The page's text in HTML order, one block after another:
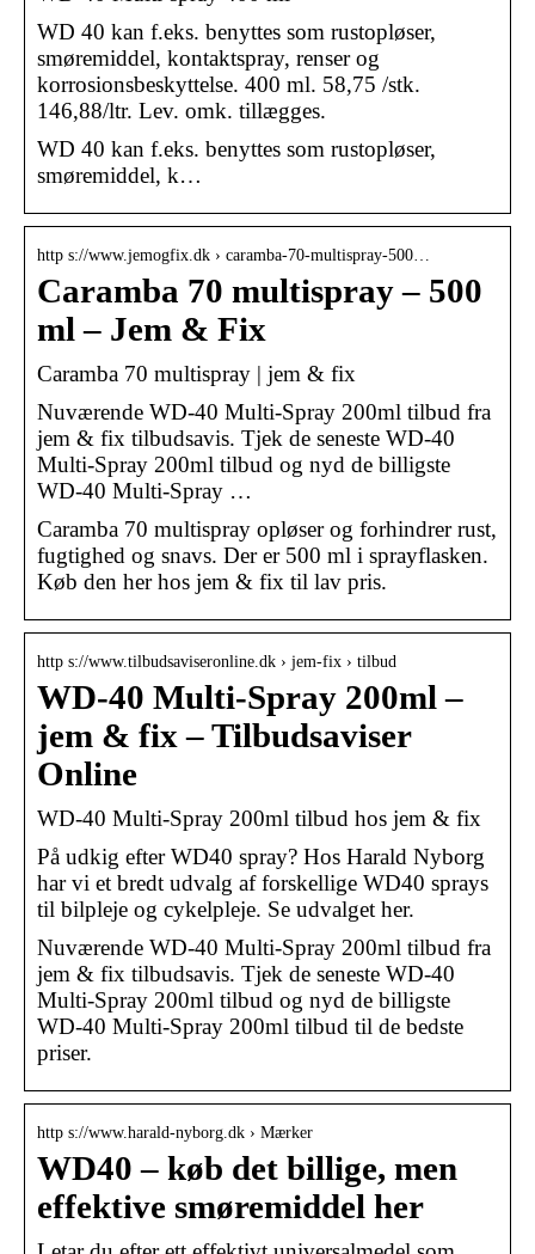
WD 40 kan f.eks. benyttes som rustopløser,
smøremiddel, kontaktspray, renser og
korrosionsbeskyttelse. 400 ml. 58,75 /stk.
146,88/ltr. Lev. omk. tillægges.
WD 40 kan f.eks. benyttes som rustopløser,
smøremiddel, k…
http s://www.jemogfix.dk › caramba-70-multispray-500…
Caramba 70 multispray – 500
ml – Jem & Fix
Caramba 70 multispray | jem & fix
Nuværende WD-40 Multi-Spray 200ml tilbud fra
jem & fix tilbudsavis. Tjek de seneste WD-40
Multi-Spray 200ml tilbud og nyd de billigste
WD-40 Multi-Spray …
Caramba 70 multispray opløser og forhindrer rust,
fugtighed og snavs. Der er 500 ml i sprayflasken.
Køb den her hos jem & fix til lav pris.
http s://www.tilbudsaviseronline.dk › jem-fix › tilbud
WD-40 Multi-Spray 200ml –
jem & fix – Tilbudsaviser
Online
WD-40 Multi-Spray 200ml tilbud hos jem & fix
På udkig efter WD40 spray? Hos Harald Nyborg
har vi et bredt udvalg af forskellige WD40 sprays
til bilpleje og cykelpleje. Se udvalget her.
Nuværende WD-40 Multi-Spray 200ml tilbud fra
jem & fix tilbudsavis. Tjek de seneste WD-40
Multi-Spray 200ml tilbud og nyd de billigste
WD-40 Multi-Spray 200ml tilbud til de bedste
priser.
http s://www.harald-nyborg.dk › Mærker
WD40 – køb det billige, men
effektive smøremiddel her